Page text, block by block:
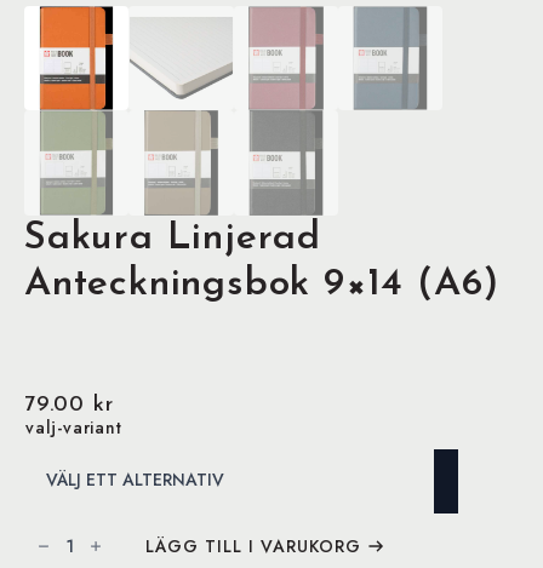
Sakura Linjerad
Anteckningsbok 9×14 (A6)
79.00 kr
valj-variant
Linjerad
AnteckningsbokLÄGG TILL I VARUKORG